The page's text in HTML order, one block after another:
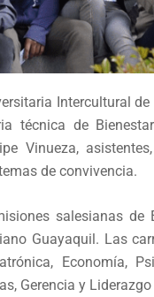
Intercultural
técnica de
Vinueza,
de convivencia.
salesianas de
Guayaquil. Las
Economía,
Gerencia y